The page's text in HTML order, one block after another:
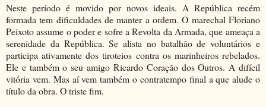
Neste período é movido por novos ideais. A República recém
formada tem dificuldades de manter a ordem. O marechal Floriano
Peixoto assume o poder e sofre a Revolta da Armada, que ameaça a
serenidade da República. Se alista no batalhão de voluntários e
participa ativamente dos tiroteios contra os marinheiros rebelados.
Ele e também o seu amigo Ricardo Coração dos Outros. A difícil
vitória vem. Mas aí vem também o contratempo final a que alude o
título da obra. O triste fim.